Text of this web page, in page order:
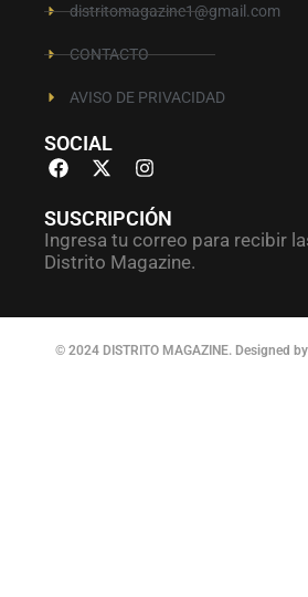
distritomagazine1@gmail.com
CONTACTO
AVISO DE PRIVACIDAD
SOCIAL
SUSCRIPCIÓN
Ingresa tu correo para recibir
Distrito Magazine.
© 2024 DISTRITO MAGAZINE. Designed